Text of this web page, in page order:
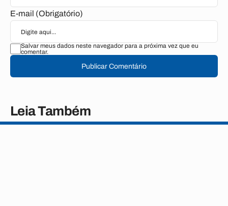
E-mail (Obrigatório)
Salvar meus dados neste navegador para a próxima vez que eu
comentar.
Publicar Comentário
Leia Também